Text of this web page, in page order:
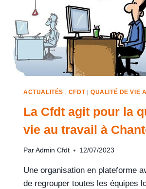
ACTUALITÉS | CFDT| QUALITÉ DE VIE
La Cfdt agit pour la
vie au travail à
Par Admin Cfdt 12/07/2023
Une organisation en plateforme
de regrouper toutes les équipes